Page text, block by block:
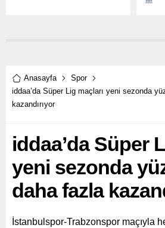
gibi
Anasayfa
Spor
iddaa’da Süper Lig maçları yeni sezonda
kazandırıyor
iddaa’da Süper
yeni sezonda
daha fazla
İstanbulspor-Trabzonspor maçıyla